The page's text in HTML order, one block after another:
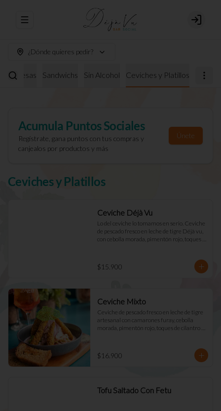
Abrir menu de navegación Login
¿Dónde quieres pedir?
Sandwichs Sin Alcohol Ceviches y Platillos
Acumula Puntos Sociales
Regístrate, gana puntos con tus compras y
canjealos por productos y más
Únete
Ceviches y Platillos
Ceviche Déjà Vu
Lo del ceviche lo tomamos en serio. Ceviche
de pescado fresco en leche de tigre Déjà vu,
con cebolla morada, pimentón rojo, toques
$15.900
Ceviche Mixto
Ceviche de pescado fresco en leche de tigre
artesanal con camarones furay, cebolla
morada, pimentón rojo, toques de cilantro y
$16.900
Tofu Saltado Con Fetu